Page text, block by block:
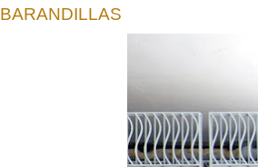
BARANDILLAS